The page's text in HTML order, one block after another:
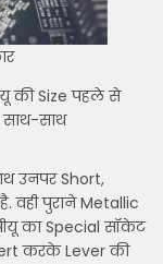
की Size पहले से
साथ
उनपर Short,
वही पुराने Metallic
का Special सॉकेट
करके Lever की